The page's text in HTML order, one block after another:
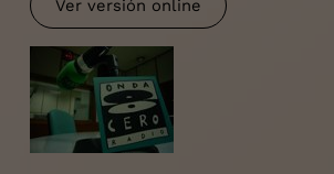
Ver versión online